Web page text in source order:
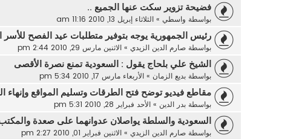
فضيحة تزوير سكت عنها الجميع ..
بواسطة واسطي » الثلاثاء إبريل 13, 2010 11:16 am
رئيس الجمهورية يوجه بتوفير متطلبات عيد الفصح للأسر
بواسطة صارم الدين الزيدي » الاثنين مارس 29, 2010 2:44 pm
الشيخ علي بلحاج يقول : السعودية تمنع نصرة الأقصى
بواسطة بديع الزمان » الأربعاء مارس 17, 2010 5:34 pm
مقاطع فيديو توضح فتح الطرقات وتسليم المواقع وإنهاء
بواسطة بدر الدين » الأحد فبراير 28, 2010 5:31 pm
السعودية والسلطة يواصلان عدوانهما على صعدة
بواسطة صارم الدين الزيدي » الاثنين فبراير 01, 2010 2:27 pm